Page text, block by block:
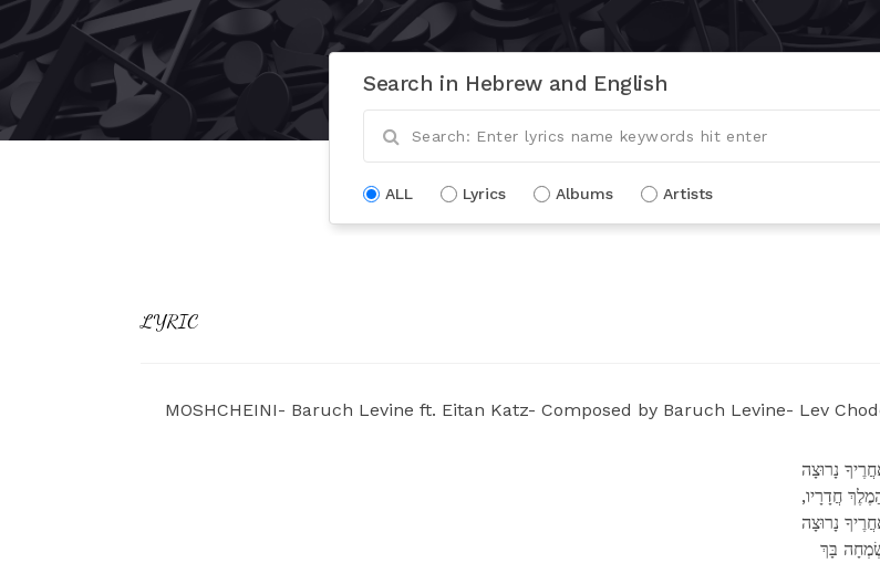
Search in Hebrew and English
ALL Lyrics Albums Artists
LYRIC
MOSHCHEINI- Baruch Levine ft. Eitan Katz- Composed by Baruch Levine- Lev
נָרוּצָה
חֲדָרָיו
נָרוּצָה
בָּךְ